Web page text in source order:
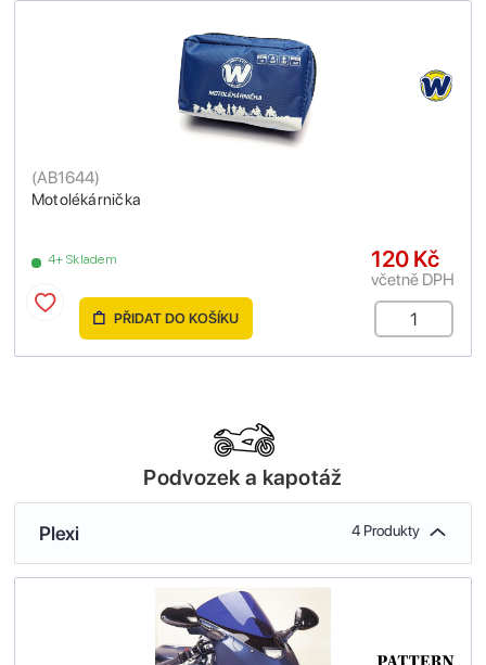
Motolékárnička
(AB1644)
4+ Skladem 120 Kč
včetně DPH
PŘIDAT DO KOŠÍKU
Podvozek a kapotáž
Plexi 4 Produkty